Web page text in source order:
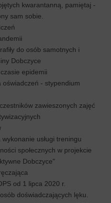
kwarantanną, pamiętaj -
sam sobie.
do osób samotnych i
Dobczyce
epidemii
oświadczeń - stypendium
zawieszonych zajęć
usługi treningu
społecznych w projekcie
Dobczyce"
od 1 lipca 2020 r.
doświadczających lęku.